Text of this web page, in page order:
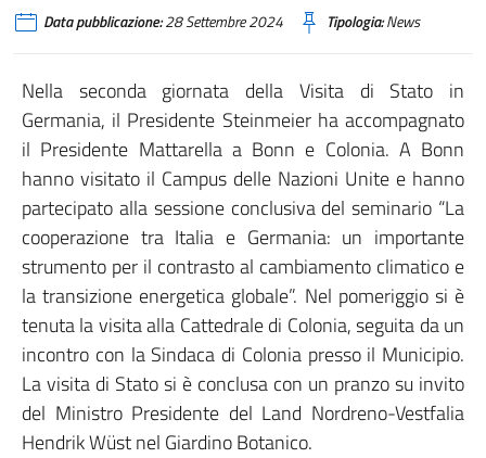
Data pubblicazione:28 Settembre 2024 Tipologia:News
Nella seconda giornata della Visita di Stato in
Germania, il Presidente Steinmeier ha accompagnato
il Presidente Mattarella a Bonn e Colonia. A Bonn
hanno visitato il Campus delle Nazioni Unite e hanno
partecipato alla sessione conclusiva del seminario “La
cooperazione tra Italia e Germania: un importante
strumento per il contrasto al cambiamento climatico e
la transizione energetica globale”. Nel pomeriggio si è
tenuta la visita alla Cattedrale di Colonia, seguita da un
incontro con la Sindaca di Colonia presso il Municipio.
La visita di Stato si è conclusa con un pranzo su invito
del Ministro Presidente del Land Nordreno-Vestfalia
Hendrik Wüst nel Giardino Botanico.